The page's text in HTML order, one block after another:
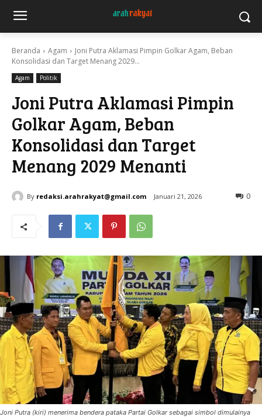
Beranda Agam
Joni Putra Aklamasi Pimpin Golkar Agam, Beban
Konsolidasi dan Target Menang 2029...
Agam Politik
Joni Putra Aklamasi Pimpin
Golkar Agam, Beban
Konsolidasi dan Target
Menang 2029 Menanti
By redaksi.arahrakyat@gmail.com Januari 21, 2026 0
Joni Putra (kiri) menerima bendera pataka Partai Golkar sebagai simbol dimulainya